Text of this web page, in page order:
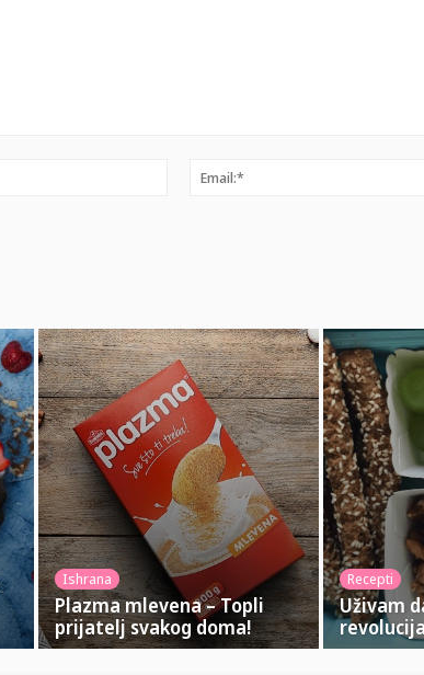
Ime:*
Ishrana
Plazma mlevena – Topli
prijatelj svakog doma!
Recepti
Uživam